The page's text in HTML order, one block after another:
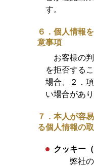
す。
６．個人情報
意事項
お客様の判
を拒否する
場合、２．
い場合があり
７．本人が容
る個人情報の
クッキー
弊社の